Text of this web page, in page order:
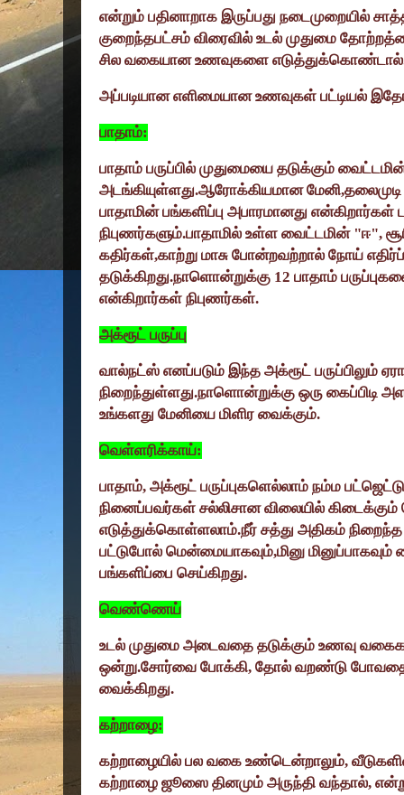
என்றும் பதினாறாக இருப்பது நடைமுறையில்
குறைந்தபட்சம் விரைவில் உடல் முதுமை
சில வகையான உணவுகளை
அப்படியான எளிமையான உணவுகள் பட்டியல்
பாதாம்:
பாதாம் பருப்பில் முதுமையை தடுக்கும்
அடங்கியுள்ளது.ஆரோக்கியமான மேனி,
பாதாமின் பங்களிப்பு அபாரமானது
நிபுணர்களும்.பாதாமில் உள்ள வைட்டமின் "ஈ",
கதிர்கள்,காற்று மாசு போன்றவற்றால் நோய்
தடுக்கிறது.நாளொன்றுக்கு 12 பாதாம்
என்கிறார்கள் நிபுணர்கள்.
அக்ரூட் பருப்பு
வால்நட்ஸ் எனப்படும் இந்த அக்ரூட் பருப்பிலும்
நிறைந்துள்ளது.நாளொன்றுக்கு ஒரு கைப்பிடி
உங்களது மேனியை மிளிர வைக்கும்.
வெள்ளரிக்காய்:
பாதாம், அக்ரூட் பருப்புகளெல்லாம் நம்ம
நினைப்பவர்கள் சல்லிசான விலையில்
எடுத்துக்கொள்ளலாம்.நீர் சத்து அதிகம்
பட்டுபோல் மென்மையாகவும்,மினு
பங்களிப்பை செய்கிறது.
வெண்ணெய்
உடல் முதுமை அடைவதை தடுக்கும் உணவு
ஒன்று.சோர்வை போக்கி, தோல் வறண்டு போவதை
வைக்கிறது.
கற்றாழை:
கற்றாழையில் பல வகை உண்டென்றாலும்,
கற்றாழை ஜூஸை தினமும் அருந்தி வந்தால்,